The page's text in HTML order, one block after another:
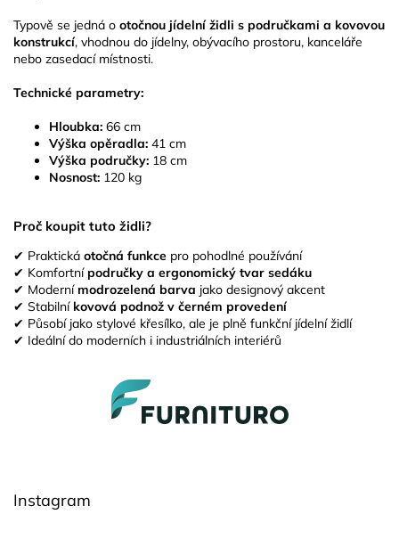
Typově se jedná o otočnou jídelní židli s područkami a kovovou
konstrukcí, vhodnou do jídelny, obývacího prostoru, kanceláře
nebo zasedací místnosti.
Technické parametry:
Hloubka: 66 cm
Výška opěradla: 41 cm
Výška područky: 18 cm
Nosnost: 120 kg
Proč koupit tuto židli?
✔ Praktická otočná funkce pro pohodlné používání
✔ Komfortnípodručky a ergonomický tvar sedáku
✔ Modernímodrozelená barva jako designový akcent
✔ Stabilní kovová podnož v černém provedení
✔ Působí jako stylové křesílko, ale je plně funkční jídelní židlí
✔ Ideální do moderních i industriálních interiérů
Instagram